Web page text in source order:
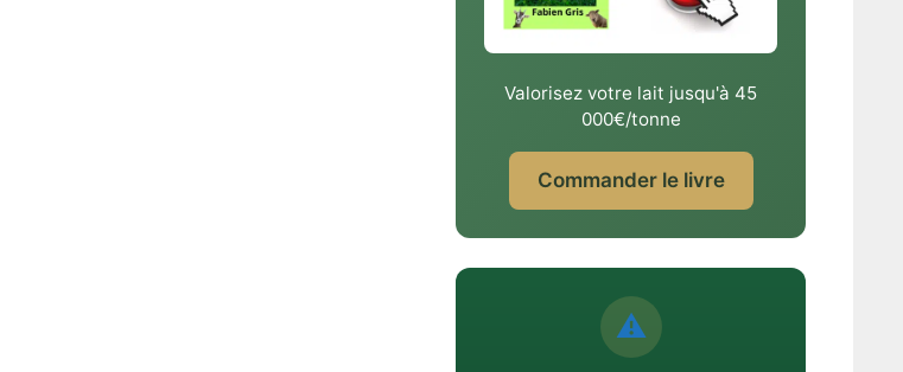
Valorisez votre lait jusqu'à 45
000€/tonne
Commander le livre
⚠️